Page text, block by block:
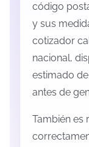
código
y sus
cotizador
nacional,
estimado
antes de
También es